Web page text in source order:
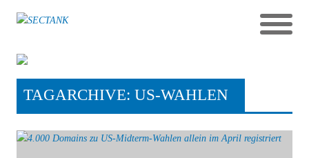
TAGARCHIVE: US-WAHLEN